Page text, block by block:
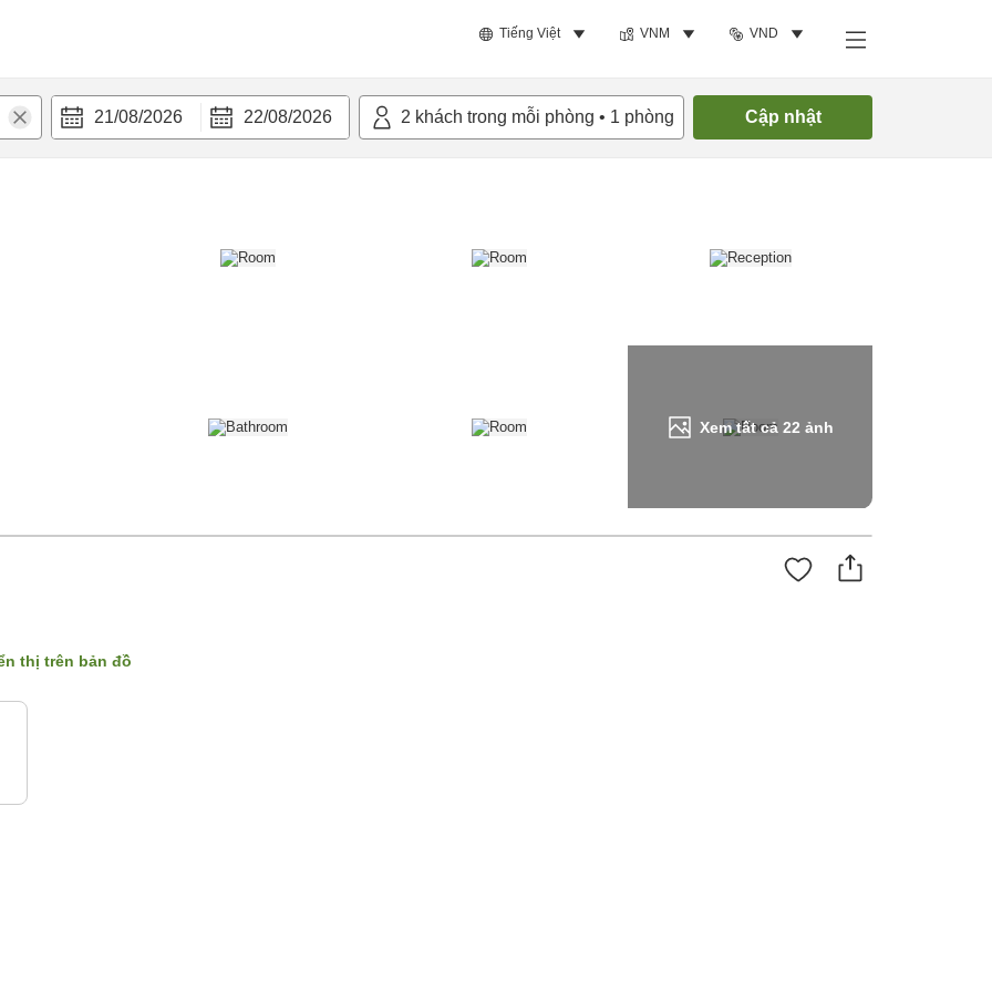
Tiếng Việt VNM VND
21/08/2026 22/08/2026 2 khách trong mỗi phòng • 1 phòng Cập nhật
Xem tất cả22 ảnh
nghi Tìm phòng trống
thị trên bản đồ